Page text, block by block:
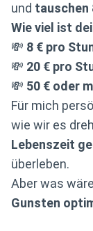
und tauschen
Wie viel ist
💸 8 € pro
💸 20 € pro
💸 50 € oder
Für mich
wie wir es
Lebenszeit
überleben.
Aber was
Gunsten